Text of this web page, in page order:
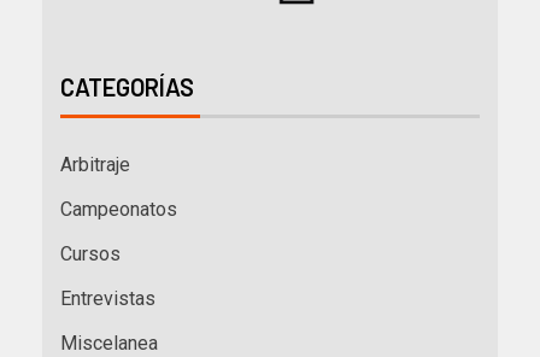
CATEGORÍAS
Arbitraje
Campeonatos
Cursos
Entrevistas
Miscelanea